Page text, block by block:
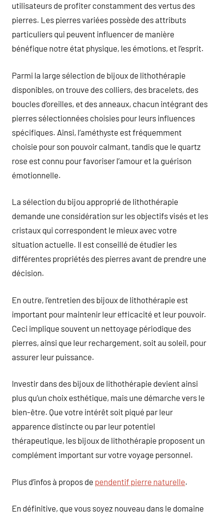
utilisateurs de profiter constamment des vertus des
pierres. Les pierres variées possède des attributs
particuliers qui peuvent influencer de manière
bénéfique notre état physique, les émotions, et l’esprit.
Parmi la large sélection de bijoux de lithothérapie
disponibles, on trouve des colliers, des bracelets, des
boucles d’oreilles, et des anneaux, chacun intégrant des
pierres sélectionnées choisies pour leurs influences
spécifiques. Ainsi, l’améthyste est fréquemment
choisie pour son pouvoir calmant, tandis que le quartz
rose est connu pour favoriser l’amour et la guérison
émotionnelle.
La sélection du bijou approprié de lithothérapie
demande une considération sur les objectifs visés et les
cristaux qui correspondent le mieux avec votre
situation actuelle. Il est conseillé de étudier les
différentes propriétés des pierres avant de prendre une
décision.
En outre, l’entretien des bijoux de lithothérapie est
important pour maintenir leur efficacité et leur pouvoir.
Ceci implique souvent un nettoyage périodique des
pierres, ainsi que leur rechargement, soit au soleil, pour
assurer leur puissance.
Investir dans des bijoux de lithothérapie devient ainsi
plus qu’un choix esthétique, mais une démarche vers le
bien-être. Que votre intérêt soit piqué par leur
apparence distincte ou par leur potentiel
thérapeutique, les bijoux de lithothérapie proposent un
complément important sur votre voyage personnel.
Plus d’infos à propos de pendentif pierre naturelle.
En définitive, que vous soyez nouveau dans le domaine